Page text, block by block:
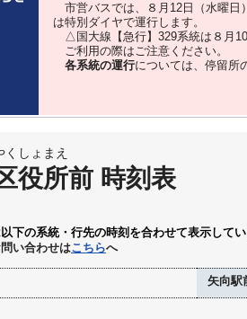
市営バスでは、８⽉12⽇（水曜日
は特別ダイヤで運⾏します。
△国大線【急行】329系統は８月10
ご利用の際はご注意ください。
各系統の運行については、停留所
くしょまえ
役所前 時刻表
下の系統・行先の時刻を合わせて表示して
い合わせはこちらへ
矢向駅